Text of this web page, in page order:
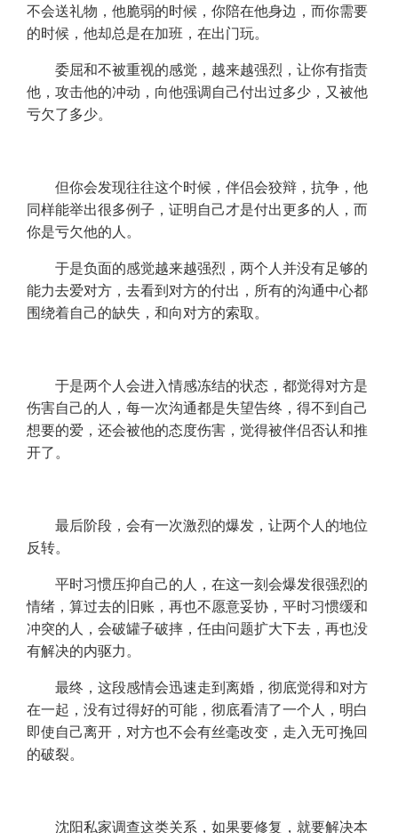
不会送礼物，他脆弱的时候，你陪在他身边，而你需要
的时候，他却总是在加班，在出门玩。
委屈和不被重视的感觉，越来越强烈，让你有指责
他，攻击他的冲动，向他强调自己付出过多少，又被他
亏欠了多少。
但你会发现往往这个时候，伴侣会狡辩，抗争，他
同样能举出很多例子，证明自己才是付出更多的人，而
你是亏欠他的人。
于是负面的感觉越来越强烈，两个人并没有足够的
能力去爱对方，去看到对方的付出，所有的沟通中心都
围绕着自己的缺失，和向对方的索取。
于是两个人会进入情感冻结的状态，都觉得对方是
伤害自己的人，每一次沟通都是失望告终，得不到自己
想要的爱，还会被他的态度伤害，觉得被伴侣否认和推
开了。
最后阶段，会有一次激烈的爆发，让两个人的地位
反转。
平时习惯压抑自己的人，在这一刻会爆发很强烈的
情绪，算过去的旧账，再也不愿意妥协，平时习惯缓和
冲突的人，会破罐子破摔，任由问题扩大下去，再也没
有解决的内驱力。
最终，这段感情会迅速走到离婚，彻底觉得和对方
在一起，没有过得好的可能，彻底看清了一个人，明白
即使自己离开，对方也不会有丝毫改变，走入无可挽回
的破裂。
沈阳私家调查这类关系，如果要修复，就要解决本